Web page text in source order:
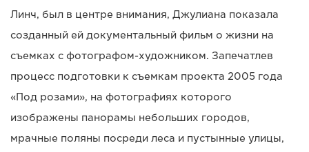
Линч, был в центре внимания, Джулиана показала
созданный ей документальный фильм о жизни на
съемках с фотографом-художником. Запечатлев
процесс подготовки к съемкам проекта 2005 года
«Под розами», на фотографиях которого
изображены панорамы небольших городов,
мрачные поляны посреди леса и пустынные улицы,